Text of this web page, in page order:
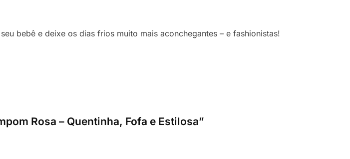
bebê e deixe os dias frios muito mais aconchegantes – e fashionistas!
Rosa – Quentinha, Fofa e Estilosa”